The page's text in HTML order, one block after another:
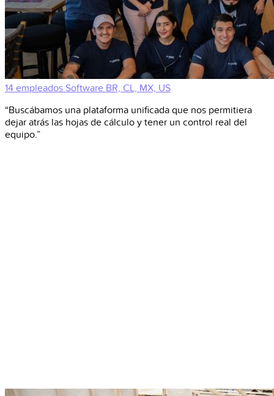
14 empleados Software BR, CL, MX, US
“Buscábamos una plataforma unificada que nos permitiera
dejar atrás las hojas de cálculo y tener un control real del
equipo.”